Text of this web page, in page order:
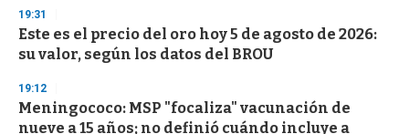
19:31
Este es el precio del oro hoy 5 de agosto de 2026:
su valor, según los datos del BROU
19:12
Meningococo: MSP "focaliza" vacunación de
nueve a 15 años; no definió cuándo incluye a